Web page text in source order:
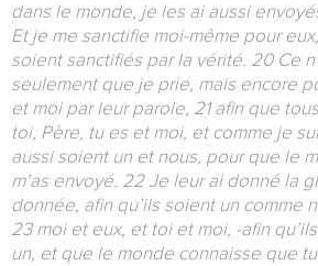
dans le monde, je les ai aussi
Et je me sanctifie moi-même pour
soient sanctifiés par la vérité. 20 Ce
seulement que je prie, mais encore
et moi par leur parole, 21 afin que
toi, Père, tu es et moi, et comme je
aussi soient un et nous, pour que le
m’as envoyé. 22 Je leur ai donné la
donnée, afin qu’ils soient un comme
23 moi et eux, et toi et moi, -afin
un, et que le monde connaisse que